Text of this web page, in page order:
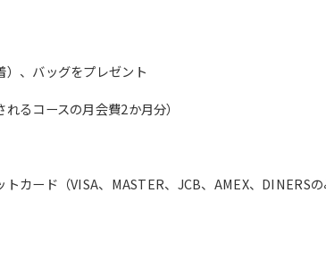
）、バッグをプレゼント
るコースの月会費2か月分）
カード（VISA、MASTER、JCB、AMEX、DINERSの